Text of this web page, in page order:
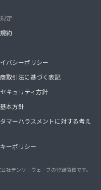
定
約
バシーポリシー
取引法に基づく表記
キュリティ方針
本方針
マーハラスメントに対する考え
ーポリシー
社デンソーウェーブの登録商標です。